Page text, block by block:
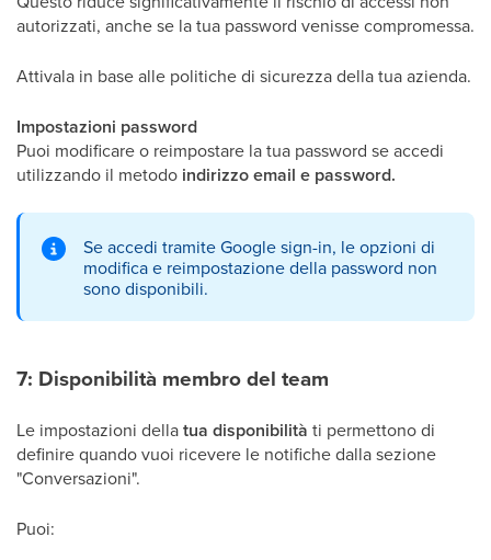
autorizzati, anche se la tua password venisse compromessa.
Attivala in base alle politiche di sicurezza della tua azienda.
Impostazioni password
Puoi modificare o reimpostare la tua password se accedi
utilizzando il metodo indirizzo email e password.
Se accedi tramite Google sign-in, le opzioni di
modifica e reimpostazione della password non
sono disponibili.
7: Disponibilità membro del team
Le impostazioni dellatua disponibilità ti permettono di
definire quando vuoi ricevere le notifiche dalla sezione
"Conversazioni".
Puoi: